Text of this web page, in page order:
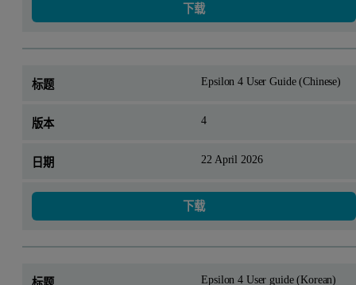
下载
Epsilon 4 User Guide (Chinese)
4
22 April 2026
下载
Epsilon 4 User guide (Korean)